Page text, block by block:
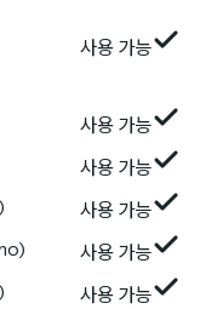
사용 가능
사용 가능
사용 가능
사용 가능
사용 가능
사용 가능